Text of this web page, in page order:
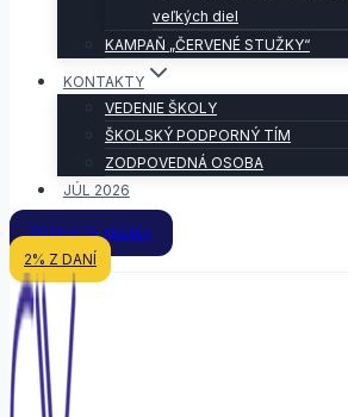
veľkých diel
KAMPAŇ „ČERVENÉ STUŽKY“
KONTAKTY
VEDENIE ŠKOLY
ŠKOLSKÝ PODPORNÝ TÍM
ZODPOVEDNÁ OSOBA
JÚL 2026
Prijímacie skúšky
2% Z DANÍ